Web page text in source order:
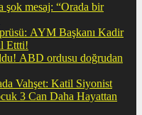
şok mesaj: “Orada bir
AYM Başkanı Kadir
Ettti!
Vahşet: Katil Siyonist
3 Can Daha Hayattan